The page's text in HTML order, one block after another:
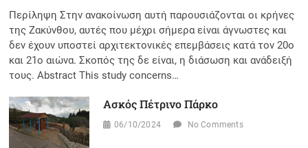
Περίληψη Στην ανακοίνωση αυτή παρουσιάζονται οι κρήνες
της Ζακύνθου, αυτές που μέχρι σήμερα είναι άγνωστες και
δεν έχουν υποστεί αρχιτεκτονικές επεμβάσεις κατά τον 20ο
και 21ο αιώνα. Σκοπός της δε είναι, η διάσωση και ανάδειξή
τους. Abstract This study concerns…
Ασκός Πέτρινο Πάρκο
06/10/2024 No Comments